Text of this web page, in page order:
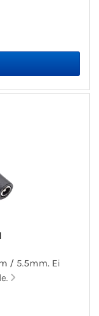
/ 5.5mm. Ei